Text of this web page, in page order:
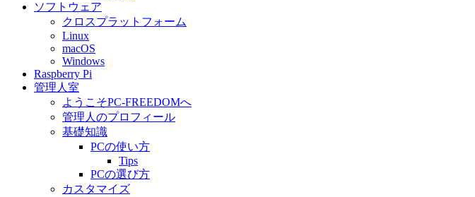
ソフトウェア
クロスプラットフォーム
Linux
macOS
Windows
Raspberry Pi
管理人室
ようこそPC-FREEDOMへ
管理人のプロフィール
基礎知識
PCの使い方
Tips
PCの選び方
カスタマイズ